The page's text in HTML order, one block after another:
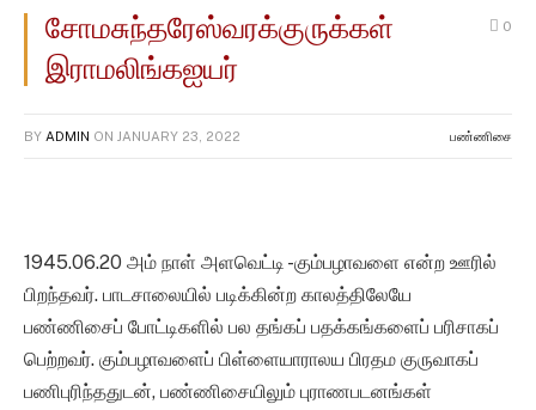
சோமசுந்தரேஸ்வரக்குருக்கள்
இராமலிங்கஐயர்
0
BY ADMIN ON JANUARY 23, 2022 பண்ணிசை
1945.06.20 அம் நாள் அளவெட்டி -கும்பழாவளை என்ற ஊரில்
பிறந்தவர். பாடசாலையில் படிக்கின்ற காலத்திலேயே
பண்ணிசைப் போட்டிகளில் பல தங்கப் பதக்கங்களைப் பரிசாகப்
பெற்றவர். கும்பழாவளைப் பிள்ளையாராலய பிரதம குருவாகப்
பணிபுரிந்ததுடன், பண்ணிசையிலும் புராணபடனங்கள்